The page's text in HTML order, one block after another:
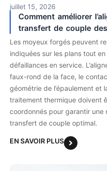
juillet 15, 2026
Comment améliorer
transfert de couple
mesure?
Les moyeux forgés peuvent
indiquées sur les plans tout
défaillances en service.
faux-rond de la face, le
géométrie de l’épaulement et
traitement thermique doivent
coordonnés pour garantir une
transfert de couple optimal.
EN SAVOIR PLUS